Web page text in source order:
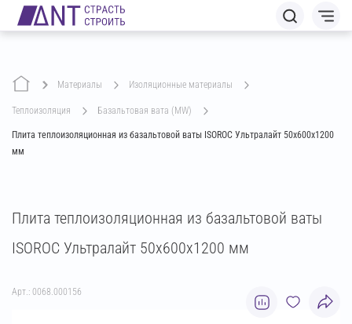
Материалы изоляционные материалы
теплоизоляция базальтовая вата (MW)
Плита теплоизоляционная из базальтовой ваты ISOROC Ультралайт 50х600х1200
мм
Плита теплоизоляционная из базальтовой ваты
ISOROC Ультралайт 50х600х1200 мм
Арт.: 0068.000156